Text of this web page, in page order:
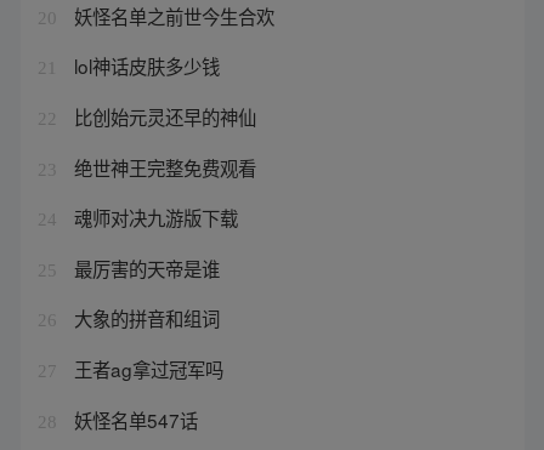
20 妖怪名单之前世今生合欢
21 lol神话皮肤多少钱
22 比创始元灵还早的神仙
23 绝世神王完整免费观看
24 魂师对决九游版下载
25 最厉害的天帝是谁
26 大象的拼音和组词
27 王者ag拿过冠军吗
28 妖怪名单547话